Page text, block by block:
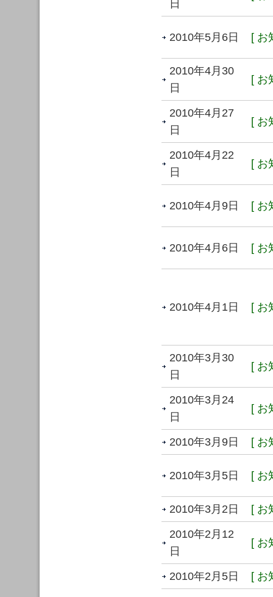
日
2010年5月6日 [ お
2010年4月30
日
[ お
2010年4月27
日
[ お
2010年4月22
日
[ お
2010年4月9日 [ お
2010年4月6日 [ お
2010年4月1日 [ お
2010年3月30
日
[ お
2010年3月24
日
[ お
2010年3月9日 [ お
2010年3月5日 [ お
2010年3月2日 [ お
2010年2月12
日
[ お
2010年2月5日 [ お